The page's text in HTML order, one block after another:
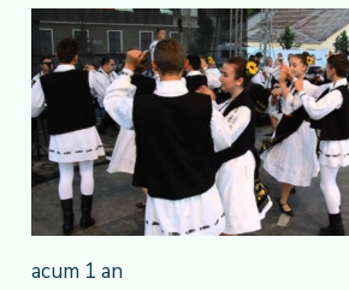
acum 1 an